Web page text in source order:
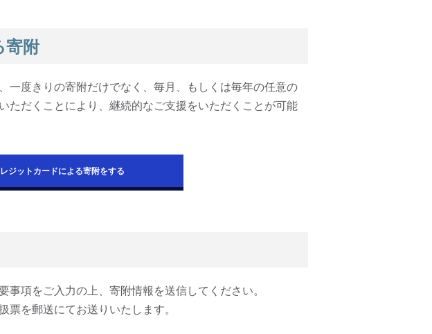
寄附
一度きりの寄附だけでなく、毎月、もしくは毎年の任意の
ただくことにより、継続的なご支援をいただくことが可能
ジットカードによる寄附をする
事項をご入力の上、寄附情報を送信してください。
票を郵送にてお送りいたします。